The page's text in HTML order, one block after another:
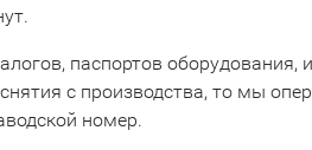
паспортов оборудования,
с производства, то мы
номер.